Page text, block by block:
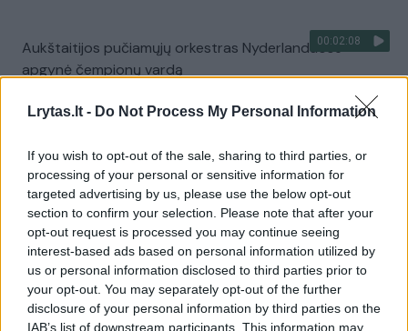
Lrytas.lt - Do Not Process My Personal Information
If you wish to opt-out of the sale, sharing to third parties, or
processing of your personal or sensitive information for
targeted advertising by us, please use the below opt-out
section to confirm your selection. Please note that after your
opt-out request is processed you may continue seeing
interest-based ads based on personal information utilized by
us or personal information disclosed to third parties prior to
your opt-out. You may separately opt-out of the further
disclosure of your personal information by third parties on the
IAB’s list of downstream participants. This information may
00:02:08
Aukštaitijos pučiamųjų orkestras Nyderlanduose
apgynė čempionų vardą
Visi įrašai
Žiūrimiausi įrašai
00:00:30
Vaizdai iš tragiškos avarijos Vilniaus r.: dviejų moterų ir